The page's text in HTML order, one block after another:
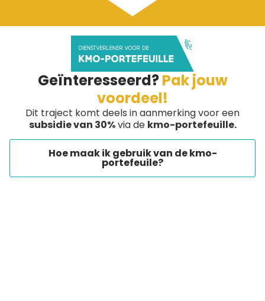
Geïnteresseerd?Pak jouw
voordeel!
Dit traject komt deels in aanmerking voor een
subsidie van 30%via de kmo-portefeuille.
Hoe maak ik gebruik van de kmo-
portefeuile?